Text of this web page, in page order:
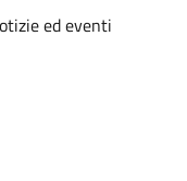
ed eventi